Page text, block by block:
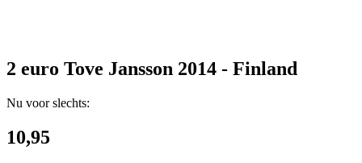
2 euro Tove Jansson 2014 - Finland
Nu voor slechts:
10,95